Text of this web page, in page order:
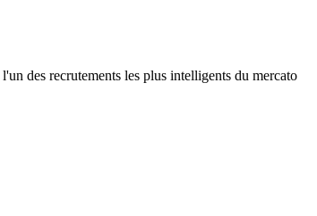
des recrutements les plus intelligents du mercato